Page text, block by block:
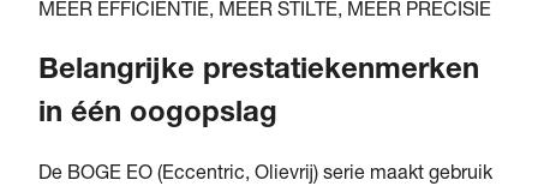
MEER EFFICIËNTIE, MEER STILTE, MEER PRECISIE
Belangrijke prestatiekenmerken
in één oogopslag
De BOGE EO (Eccentric, Olievrij) serie maakt gebruik